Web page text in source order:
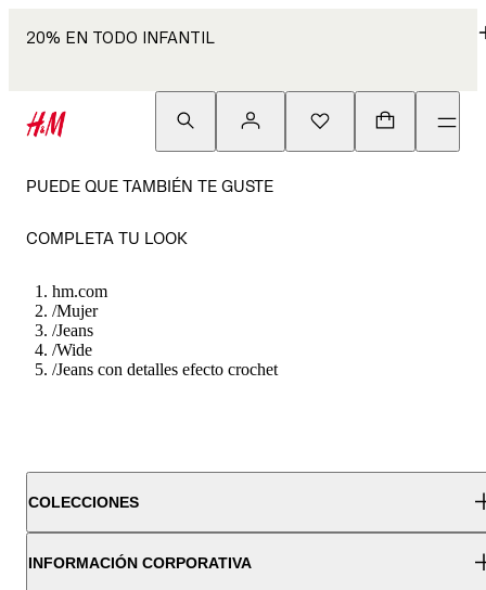
20% EN TODO INFANTIL
PUEDE QUE TAMBIÉN TE GUSTE
COMPLETA TU LOOK
hm.com
/Mujer
/Jeans
/Wide
/Jeans con detalles efecto crochet
COLECCIONES
INFORMACIÓN CORPORATIVA